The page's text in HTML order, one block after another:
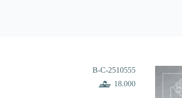
B-C-2510555
18.000